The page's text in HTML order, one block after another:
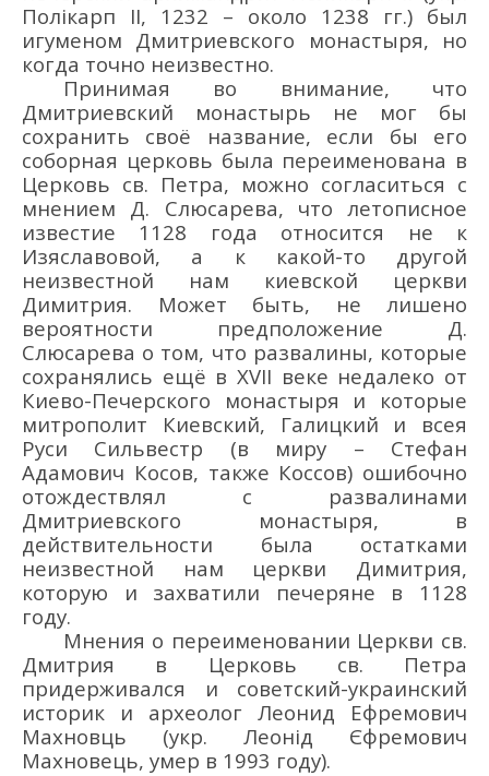
Полікарп II, 1232 – около 1238 гг.) был
игуменом Дмитриевского монастыря, но
когда точно неизвестно.
Принимая во внимание, что
Дмитриевский монастырь не мог бы
сохранить своё название, если бы его
соборная церковь была переименована в
Церковь св. Петра, можно согласиться с
мнением Д. Слюсарева, что летописное
известие 1128 года относится не к
Изяславовой, а к какой-то другой
неизвестной нам киевской церкви
Димитрия. Может быть, не лишено
вероятности предположение Д.
Слюсарева о том, что развалины, которые
сохранялись ещё в XVII веке недалеко от
Киево-Печерского монастыря и которые
митрополит Киевский, Галицкий и всея
Руси Сильвестр (в миру – Стефан
Адамович Косов, также Коссов) ошибочно
отождествлял с развалинами
Дмитриевского монастыря, в
действительности была остатками
неизвестной нам церкви Димитрия,
которую и захватили печеряне в 1128
году.
Мнения о переименовании Церкви св.
Дмитрия в Церковь св. Петра
придерживался и советский-украинский
историк и археолог Леонид Ефремович
Махновць (укр. Леонід Єфремович
Махновець, умер в 1993 году).